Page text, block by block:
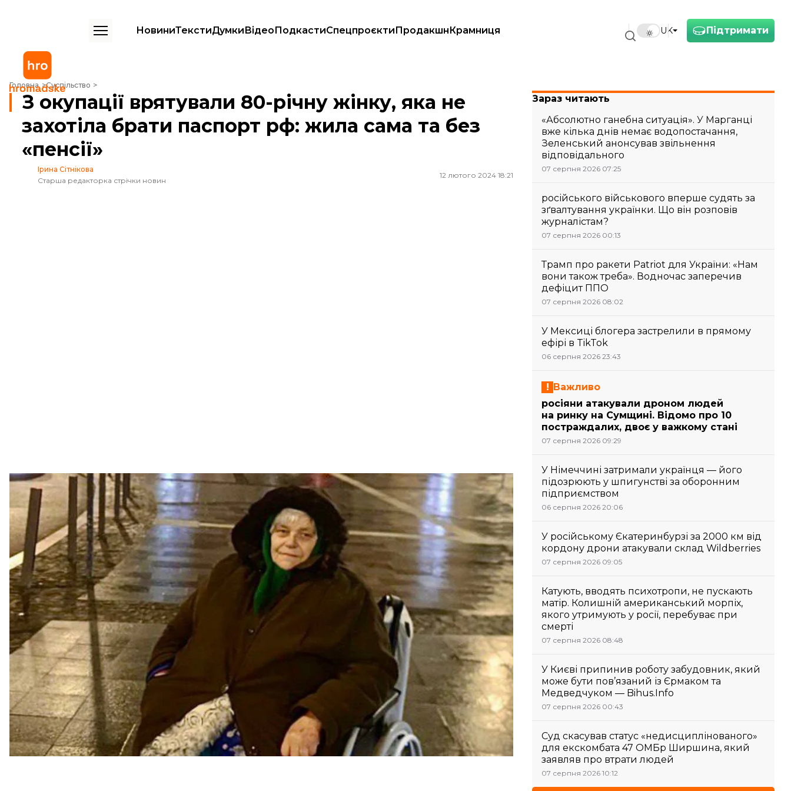
Підтримати
UK
НовиниТекстиДумкиВідеоПодкастиСпецпроєктиПродакшнКрамниця
Головна Суспільство
З окупації врятували 80-річну жінку, яка не захотіла брати паспорт рф: жила сама та без «пенсії»
З окупації врятували 80-річну жінку, яка не
захотіла брати паспорт рф: жила сама та без
«пенсії»
Ірина Сітнікова
Старша редакторка стрічки новин
12 лютого 2024 18:21
80-річну Антоніну врятували з окупації
Уповноважений Верховної Ради України з прав людини
З тимчасово окупованого села на Донеччині вивезли 80—річну жінку, яка через важкий стан не
могла самостійно пересуватись і тому не мала можливості евакуюватись. Родичів або знайомих, які б
могли за нею доглядати, поблизу не залишилося.
Про цеповідомивуповноважений Верховної Ради України з прав людини Дмитро Лубінець.
За даними омбудсмена, через відмову отримувати російський паспорт пані Антоніна була у
скрутному матеріальному становищі, бо «пенсію» їй не виплачували, а інших засобів існування в неї
не було.
До Офісу омбудсмена звернулася донька 80-річної жінки. Розуміючи складність ситуації, вивчили
різні варіанти маршрутів виїзду з окупованих територій.
Зараз читають
«Абсолютно ганебна ситуація». У Марганці
вже кілька днів немає водопостачання,
Зеленський анонсував звільнення
відповідального
07 серпня 2026 07:25
російського військового вперше судять за
зґвалтування українки. Що він розповів
журналістам?
07 серпня 2026 00:13
Трамп про ракети Patriot для України: «Нам
вони також треба». Водночас заперечив
дефіцит ППО
07 серпня 2026 08:02
У Мексиці блогера застрелили в прямому
ефірі в TikTok
06 серпня 2026 23:43
Важливо
росіяни атакували дроном людей
на ринку на Сумщині. Відомо про 10
постраждалих, двоє у важкому стані
07 серпня 2026 09:29
У Німеччині затримали українця — його
підозрюють у шпигунстві за оборонним
підприємством
06 серпня 2026 20:06
У російському Єкатеринбурзі за 2000 км від
кордону дрони атакували склад Wildberries
07 серпня 2026 09:05
Катують, вводять психотропи, не пускають
матір. Колишній американський морпіх,
якого утримують у росії, перебуває при
смерті
07 серпня 2026 08:48
У Києві припинив роботу забудовник, який
може бути пов’язаний із Єрмаком та
Медведчуком — Bihus.Info
07 серпня 2026 00:43
Суд скасував статус «недисциплінованого»
для екскомбата 47 ОМБр Ширшина, який
заявляв про втрати людей
07 серпня 2026 10:12